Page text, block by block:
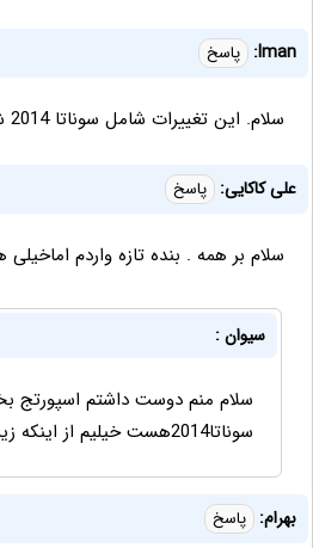
Iman: پاسخ
سلام. این تغییرات شامل سوناتا 2014 شرکتی هم میشن ؟
علی کاکایی: پاسخ
سلام بر همه . بنده تازه واردم
سیوان :
سلام منم دوست داشتم اسپورتج
سوناتا2014هست خیلیم از اینکه زیرش گیر کنه میترسم
بهرام: پاسخ